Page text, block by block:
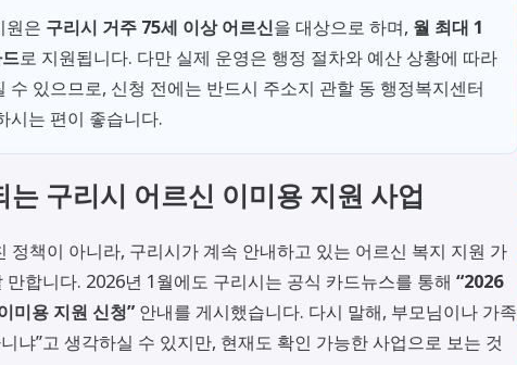
원은 구리시 거주 75세 이상 어르신을 대상으로 하며, 월 최대 1
로 지원됩니다. 다만 실제 운영은 행정 절차와 예산 상황에 따라
수 있으므로, 신청 전에는 반드시 주소지 관할 동 행정복지센터
시는 편이 좋습니다.
구리시 어르신 이미용 지원 사업
정책이 아니라, 구리시가 계속 안내하고 있는 어르신 복지 지원 가
합니다. 2026년 1월에도 구리시는 공식 카드뉴스를 통해 “2026
미용 지원 신청” 안내를 게시했습니다. 다시 말해, 부모님이나 가족
냐”고 생각하실 수 있지만, 현재도 확인 가능한 사업으로 보는 것